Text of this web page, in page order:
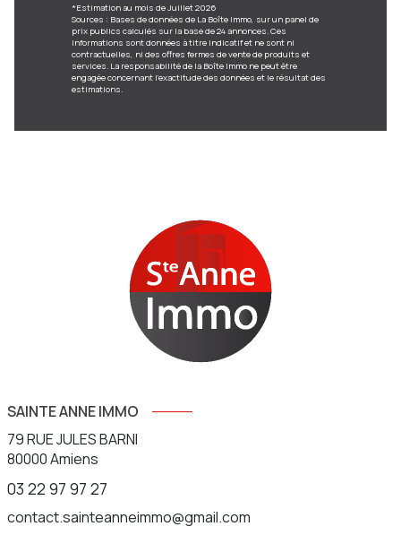
*Estimation au mois de Juillet 2026
Sources : Bases de données de La Boîte Immo, sur un panel de
prix publics calculés sur la base de 24 annonces. Ces
informations sont données à titre indicatif et ne sont ni
contractuelles, ni des offres fermes de vente de produits et
services. La responsabilité de la Boîte Immo ne peut être
engagée concernant l'exactitude des données et le résultat des
estimations.
SAINTE ANNE IMMO
79 RUE JULES BARNI
80000Amiens
03 22 97 97 27
contact.sainteanneimmo@gmail.com